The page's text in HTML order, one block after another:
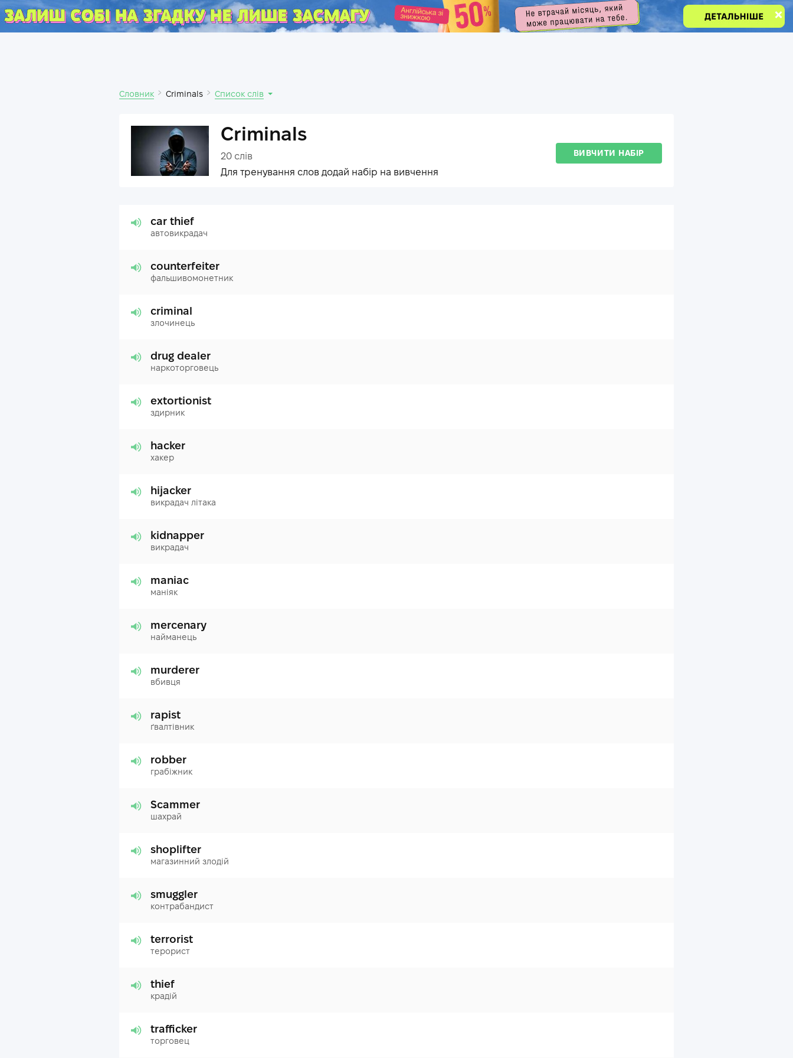
.
Словник Criminals Список слів
Criminals
20 слів
Для тренування слов додай набір на вивчення
ВИВЧИТИ НАБІР
car thief
автовикрадач
counterfeiter
фальшивомонетник
criminal
злочинець
drug dealer
наркоторговець
extortionist
здирник
hacker
хакер
hijacker
викрадач літака
kidnapper
викрадач
maniac
маніяк
mercenary
найманець
murderer
вбивця
rapist
ґвалтівник
robber
грабіжник
Scammer
шахрай
shoplifter
магазинний злодій
smuggler
контрабандист
terrorist
терорист
thief
крадій
trafficker
торговец